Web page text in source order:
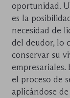
oportunidad.
es la
necesidad de
del deudor, lo
conservar su
empresariales.
el proceso de
aplicándose